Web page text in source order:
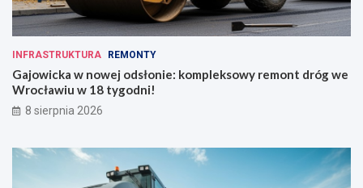
INFRASTRUKTURA REMONTY
Gajowicka w nowej odsłonie: kompleksowy remont dróg we
Wrocławiu w 18 tygodni!
8 sierpnia 2026